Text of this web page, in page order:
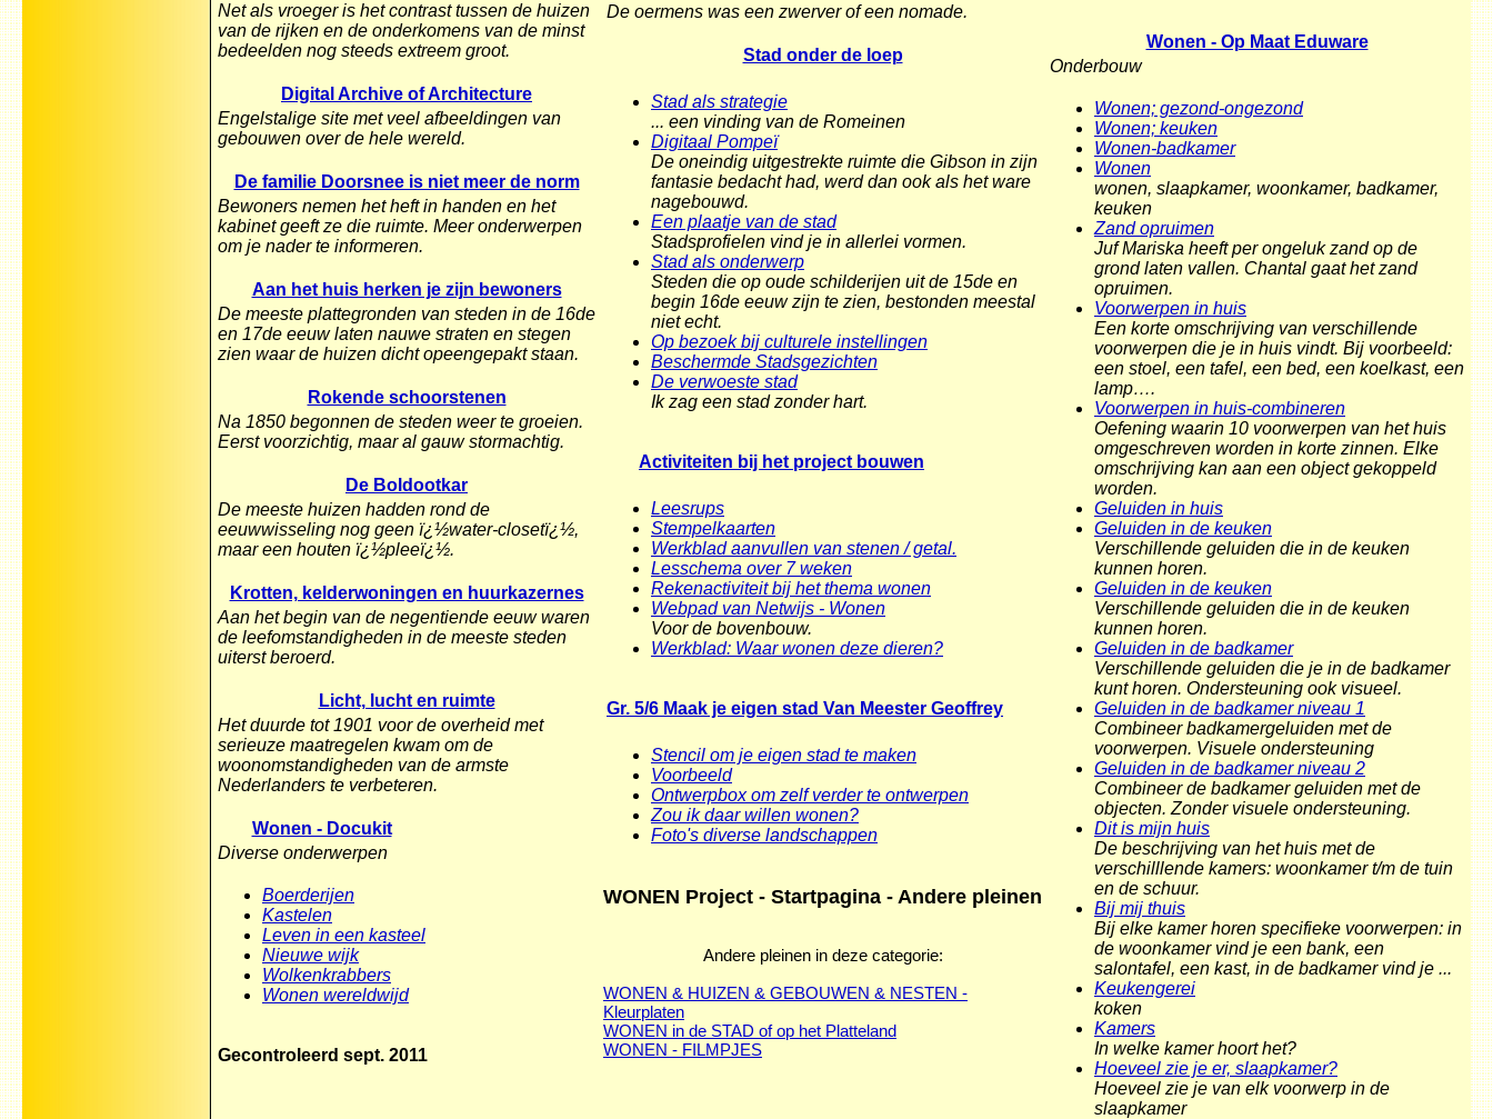
Net als vroeger is het contrast tussen de huizen
van de rijken en de onderkomens van de minst
bedeelden nog steeds extreem groot.
Digital Archive of Architecture
Engelstalige site met veel afbeeldingen van
gebouwen over de hele wereld.
De familie Doorsnee is niet meer de norm
Bewoners nemen het heft in handen en het
kabinet geeft ze die ruimte. Meer onderwerpen
om je nader te informeren.
Aan het huis herken je zijn bewoners
De meeste plattegronden van steden in de 16de
en 17de eeuw laten nauwe straten en stegen
zien waar de huizen dicht opeengepakt staan.
Rokende schoorstenen
Na 1850 begonnen de steden weer te groeien.
Eerst voorzichtig, maar al gauw stormachtig.
De Boldootkar
De meeste huizen hadden rond de
eeuwwisseling nog geen ï¿½water-closetï¿½,
maar een houten ï¿½pleeï¿½.
Krotten, kelderwoningen en huurkazernes
Aan het begin van de negentiende eeuw waren
de leefomstandigheden in de meeste steden
uiterst beroerd.
Licht, lucht en ruimte
Het duurde tot 1901 voor de overheid met
serieuze maatregelen kwam om de
woonomstandigheden van de armste
Nederlanders te verbeteren.
Wonen - Docukit
Diverse onderwerpen
Boerderijen
Kastelen
Leven in een kasteel
Nieuwe wijk
Wolkenkrabbers
Wonen wereldwijd
Gecontroleerd sept. 2011
De oermens was een zwerver of een nomade.
Stad onder de loep
Stad als strategie
... een vinding van de Romeinen
Digitaal Pompeï
De oneindig uitgestrekte ruimte die Gibson in zijn
fantasie bedacht had, werd dan ook als het ware
nagebouwd.
Een plaatje van de stad
Stadsprofielen vind je in allerlei vormen.
Stad als onderwerp
Steden die op oude schilderijen uit de 15de en
begin 16de eeuw zijn te zien, bestonden meestal
niet echt.
Op bezoek bij culturele instellingen
Beschermde Stadsgezichten
De verwoeste stad
Ik zag een stad zonder hart.
Activiteiten bij het project bouwen
Leesrups
Stempelkaarten
Werkblad aanvullen van stenen / getal.
Lesschema over 7 weken
Rekenactiviteit bij het thema wonen
Webpad van Netwijs - Wonen
Voor de bovenbouw.
Werkblad: Waar wonen deze dieren?
Gr. 5/6 Maak je eigen stad Van Meester Geoffrey
Stencil om je eigen stad te maken
Voorbeeld
Ontwerpbox om zelf verder te ontwerpen
Zou ik daar willen wonen?
Foto's diverse landschappen
WONEN Project - Startpagina - Andere pleinen
Andere pleinen in deze categorie:
WONEN & HUIZEN & GEBOUWEN & NESTEN -
Kleurplaten
WONEN in de STAD of op het Platteland
WONEN - FILMPJES
Wonen - Op Maat Eduware
Onderbouw
Wonen; gezond-ongezond
Wonen; keuken
Wonen-badkamer
Wonen
wonen, slaapkamer, woonkamer, badkamer,
keuken
Zand opruimen
Juf Mariska heeft per ongeluk zand op de
grond laten vallen. Chantal gaat het zand
opruimen.
Voorwerpen in huis
Een korte omschrijving van verschillende
voorwerpen die je in huis vindt. Bij voorbeeld:
een stoel, een tafel, een bed, een koelkast, een
lamp….
Voorwerpen in huis-combineren
Oefening waarin 10 voorwerpen van het huis
omgeschreven worden in korte zinnen. Elke
omschrijving kan aan een object gekoppeld
worden.
Geluiden in huis
Geluiden in de keuken
Verschillende geluiden die in de keuken
kunnen horen.
Geluiden in de keuken
Verschillende geluiden die in de keuken
kunnen horen.
Geluiden in de badkamer
Verschillende geluiden die je in de badkamer
kunt horen. Ondersteuning ook visueel.
Geluiden in de badkamer niveau 1
Combineer badkamergeluiden met de
voorwerpen. Visuele ondersteuning
Geluiden in de badkamer niveau 2
Combineer de badkamer geluiden met de
objecten. Zonder visuele ondersteuning.
Dit is mijn huis
De beschrijving van het huis met de
verschilllende kamers: woonkamer t/m de tuin
en de schuur.
Bij mij thuis
Bij elke kamer horen specifieke voorwerpen: in
de woonkamer vind je een bank, een
salontafel, een kast, in de badkamer vind je ...
Keukengerei
koken
Kamers
In welke kamer hoort het?
Hoeveel zie je er, slaapkamer?
Hoeveel zie je van elk voorwerp in de
slaapkamer